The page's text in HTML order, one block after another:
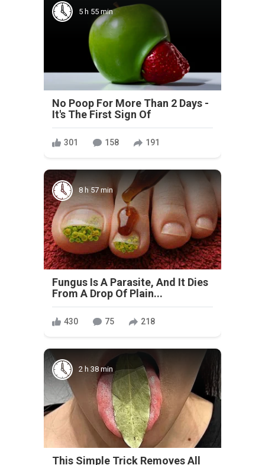
5 h 55 min
No Poop For More Than 2 Days -
It's The First Sign Of
301 158 191
8 h 57 min
Fungus Is A Parasite, And It Dies
From A Drop Of Plain...
430 75 218
2 h 38 min
This Simple Trick Removes All